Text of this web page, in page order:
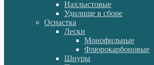
Нахлыстовые
Удилище в сборе
Оснастка
Лески
Монофильные
Флюрокарбоновые
Шнуры